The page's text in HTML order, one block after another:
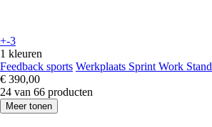
+-3
1 kleuren
Feedback sports Werkplaats Sprint Work Stand
€ 390,00
24 van 66 producten
Meer tonen